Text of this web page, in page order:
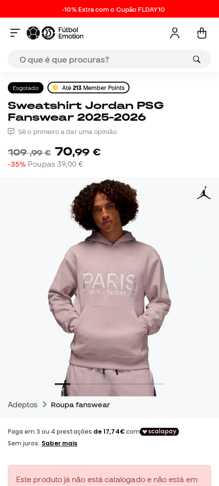
-10% Extra com o Cupão FLDAY10
Esgotado Até 213 Member Points
Sweatshirt Jordan PSG
Fanswear 2025-2026
Sê o primeiro a dar uma opinião
109,99 € 70,99 €
-35% Poupas 39,00 €
Adeptos Roupa fanswear
Este produto já não está catalogado e não está em